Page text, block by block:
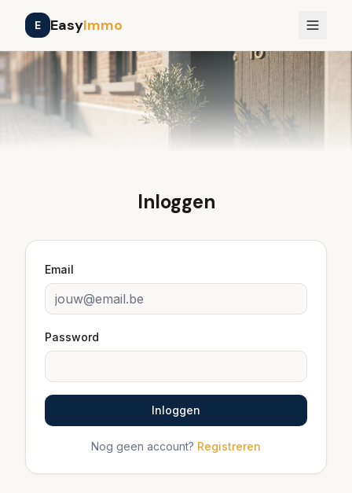
E EasyImmo
Tools
Prijzen
Verkooptraject
Registreren
Inloggen
Email
Password
Inloggen
Nog geen account? Registreren